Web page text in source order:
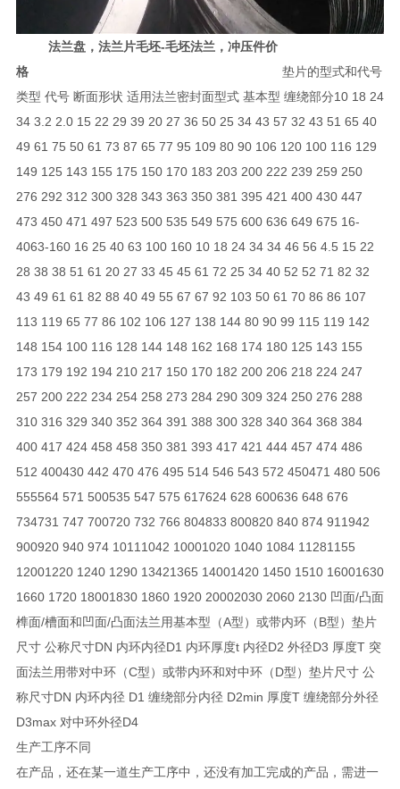
法兰盘，法兰片毛坯-毛坯法兰，冲压件价
格
垫片的型式和代号
类型 代号 断面形状 适用法兰密封面型式 基本型 缠绕部分10 18 24
34 3.2 2.0 15 22 29 39 20 27 36 50 25 34 43 57 32 43 51 65 40
49 61 75 50 61 73 87 65 77 95 109 80 90 106 120 100 116 129
149 125 143 155 175 150 170 183 203 200 222 239 259 250
276 292 312 300 328 343 363 350 381 395 421 400 430 447
473 450 471 497 523 500 535 549 575 600 636 649 675 16-
4063-160 16 25 40 63 100 160 10 18 24 34 34 46 56 4.5 15 22
28 38 38 51 61 20 27 33 45 45 61 72 25 34 40 52 52 71 82 32
43 49 61 61 82 88 40 49 55 67 67 92 103 50 61 70 86 86 107
113 119 65 77 86 102 106 127 138 144 80 90 99 115 119 142
148 154 100 116 128 144 148 162 168 174 180 125 143 155
173 179 192 194 210 217 150 170 182 200 206 218 224 247
257 200 222 234 254 258 273 284 290 309 324 250 276 288
310 316 329 340 352 364 391 388 300 328 340 364 368 384
400 417 424 458 458 350 381 393 417 421 444 457 474 486
512 400430 442 470 476 495 514 546 543 572 450471 480 506
555564 571 500535 547 575 617624 628 600636 648 676
734731 747 700720 732 766 804833 800820 840 874 911942
900920 940 974 10111042 10001020 1040 1084 11281155
12001220 1240 1290 13421365 14001420 1450 1510 16001630
1660 1720 18001830 1860 1920 20002030 2060 2130 凹面/凸面
榫面/槽面和凹面/凸面法兰用基本型（A型）或带内环（B型）垫片
尺寸 公称尺寸DN 内环内径D1 内环厚度t 内径D2 外径D3 厚度T 突
面法兰用带对中环（C型）或带内环和对中环（D型）垫片尺寸 公
称尺寸DN 内环内径 D1 缠绕部分内径 D2min 厚度T 缠绕部分外径
D3max 对中环外径D4
生产工序不同
在产品，还在某一道生产工序中，还没有加工完成的产品，需进一